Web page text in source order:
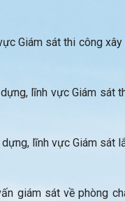
Giám sát thi công
lĩnh vực Giám sát
lĩnh vực Giám sát
giám sát về phòng